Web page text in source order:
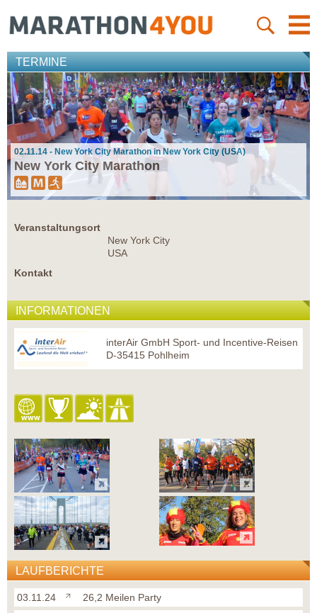
TERMINE
02.11.14 - New York City Marathon in New York City (USA)
New York City Marathon
Veranstaltungsort
New York City
USA
Kontakt
INFORMATIONEN
interAir GmbH Sport- und Incentive-Reisen
D-35415 Pohlheim
LAUFBERICHTE
03.11.24
26,2 Meilen Party